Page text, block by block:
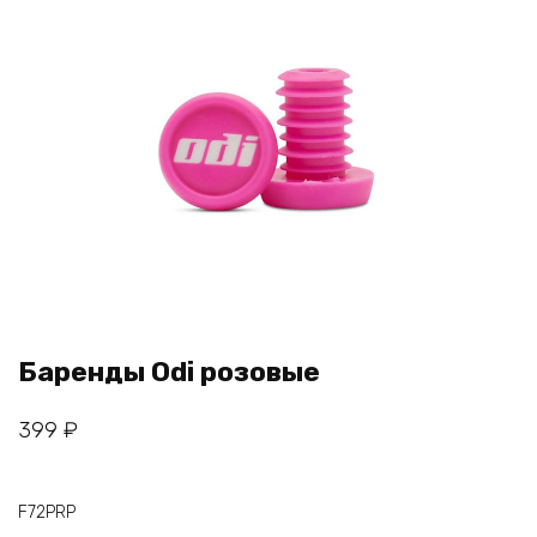
Баренды Odi розовые
399 ₽
F72PRP